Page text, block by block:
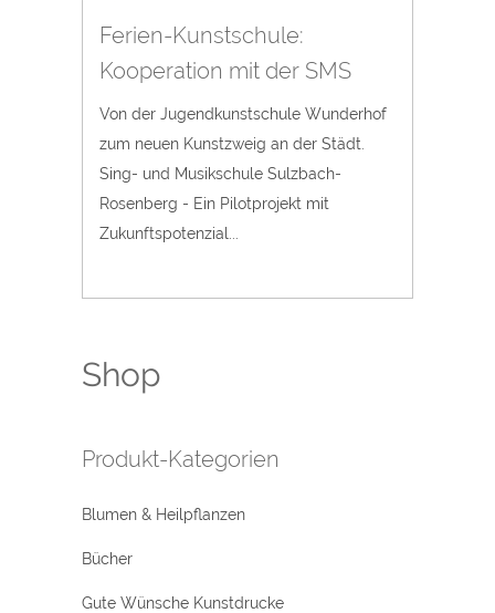
Ferien-Kunstschule:
Kooperation mit der SMS
Von der Jugendkunstschule Wunderhof
zum neuen Kunstzweig an der Städt.
Sing- und Musikschule Sulzbach-
Rosenberg - Ein Pilotprojekt mit
Zukunftspotenzial...
Shop
Produkt-Kategorien
Blumen & Heilpflanzen
Bücher
Gute Wünsche Kunstdrucke